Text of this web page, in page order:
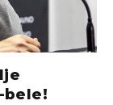
bele!